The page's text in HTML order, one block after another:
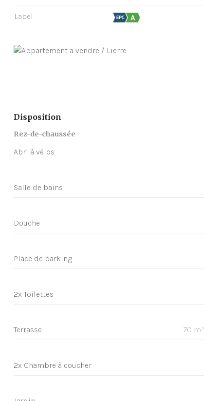
Label
Disposition
Rez-de-chaussée
Abri à vélos
Salle de bains
Douche
Place de parking
2x Toilettes
Terrasse 70 m²
2x Chambre à coucher